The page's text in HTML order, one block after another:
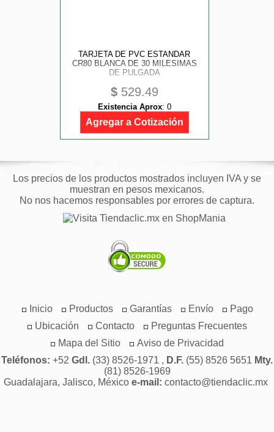
TARJETA DE PVC ESTANDAR
CR80 BLANCA DE 30 MILESIMAS
DE PULGADA
$ 529.49
Existencia Aprox: 0
Agregar a Cotización
Los precios de los productos mostrados incluyen IVA y se
muestran en pesos mexicanos.
No nos hacemos responsables por errores de captura.
Inicio Productos Garantías Envío
Pago
Ubicación
Contacto
Preguntas Frecuentes
Mapa del Sitio
Aviso de Privacidad
Teléfonos: +52 Gdl. (33) 8526-1971 , D.F. (55) 8526 5651 Mty.
(81) 8526-1969
Guadalajara, Jalisco, México e-mail: contacto@tiendaclic.mx